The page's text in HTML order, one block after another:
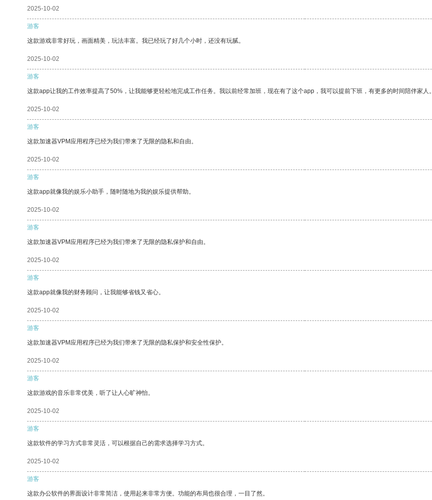
2025-10-02
游客
这款游戏非常好玩，画面精美，玩法丰富。我已经玩了好几个小时，还没有玩腻。
2025-10-02
游客
这款app让我的工作效率提高了50%，让我能够更轻松地完成工作任务。我以前经常加班，现在有了这个app，我可以提前下班，有更多的时间陪伴家人。
2025-10-02
游客
这款加速器VPM应用程序已经为我们带来了无限的隐私和自由。
2025-10-02
游客
这款app就像我的娱乐小助手，随时随地为我的娱乐提供帮助。
2025-10-02
游客
这款加速器VPM应用程序已经为我们带来了无限的隐私保护和自由。
2025-10-02
游客
这款app就像我的财务顾问，让我能够省钱又省心。
2025-10-02
游客
这款加速器VPM应用程序已经为我们带来了无限的隐私保护和安全性保护。
2025-10-02
游客
这款游戏的音乐非常优美，听了让人心旷神怡。
2025-10-02
游客
这款软件的学习方式非常灵活，可以根据自己的需求选择学习方式。
2025-10-02
游客
这款办公软件的界面设计非常简洁，使用起来非常方便。功能的布局也很合理，一目了然。